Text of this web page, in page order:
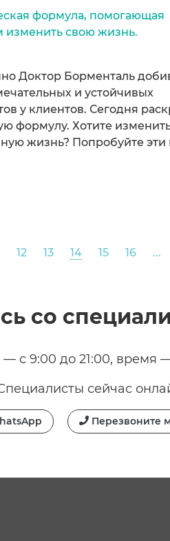
формула, помогающая
изменить свою жизнь.
Доктор Борменталь
и устойчивых
у клиентов. Сегодня
формулу. Хотите
жизнь? Попробуйте эти
12 13 14 15 16 ...
со
— с 9:00 до 21:00, время
сейчас
Перезвоните